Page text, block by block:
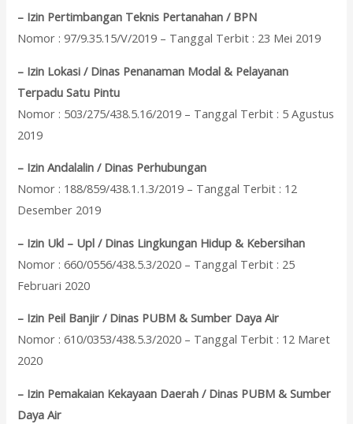
– Izin Pertimbangan Teknis Pertanahan / BPN
Nomor : 97/9.35.15/V/2019 – Tanggal Terbit : 23 Mei 2019
– Izin Lokasi / Dinas Penanaman Modal & Pelayanan
Terpadu Satu Pintu
Nomor : 503/275/438.5.16/2019 – Tanggal Terbit : 5 Agustus
2019
– Izin Andalalin / Dinas Perhubungan
Nomor : 188/859/438.1.1.3/2019 – Tanggal Terbit : 12
Desember 2019
– Izin Ukl – Upl / Dinas Lingkungan Hidup & Kebersihan
Nomor : 660/0556/438.5.3/2020 – Tanggal Terbit : 25
Februari 2020
– Izin Peil Banjir / Dinas PUBM & Sumber Daya Air
Nomor : 610/0353/438.5.3/2020 – Tanggal Terbit : 12 Maret
2020
– Izin Pemakaian Kekayaan Daerah / Dinas PUBM & Sumber
Daya Air